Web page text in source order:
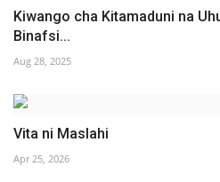
Kiwango cha Kitamaduni na
Binafsi...
Aug 28, 2025
Vita ni Maslahi
Apr 25, 2026